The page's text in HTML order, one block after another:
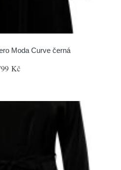
Moda Curve černá
Kč